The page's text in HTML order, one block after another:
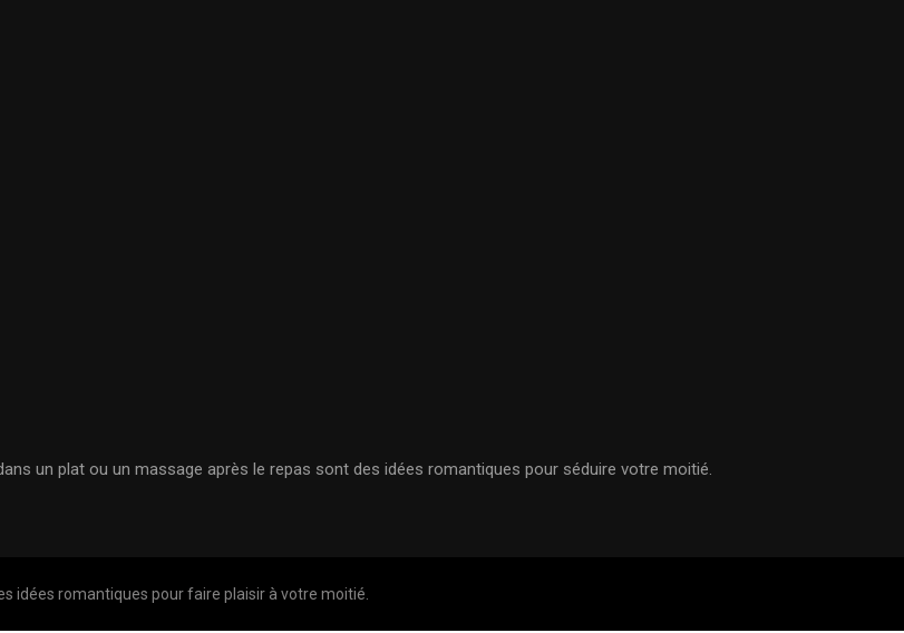
un plat ou un massage après le repas sont des idées romantiques pour séduire votre moitié.
idées romantiques pour faire plaisir à votre moitié.